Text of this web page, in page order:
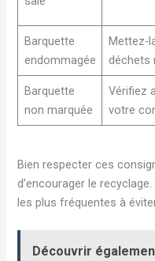
Barquette
endommagée
Mettez-
déchets
Barquette
non marquée
Vérifiez
votre
Bien respecter ces
d’encourager le
les plus fréquentes à
Découvrir